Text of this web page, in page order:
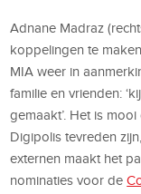
Adnane Madraz
koppelingen te
MIA weer in
familie en vrienden:
gemaakt’. Het is
Digipolis tevreden
externen maakt het
nominaties voor de